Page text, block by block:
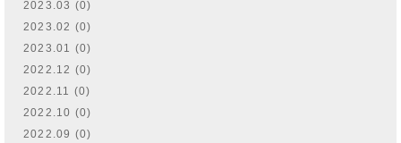
2023.03 (0)
2023.02 (0)
2023.01 (0)
2022.12 (0)
2022.11 (0)
2022.10 (0)
2022.09 (0)